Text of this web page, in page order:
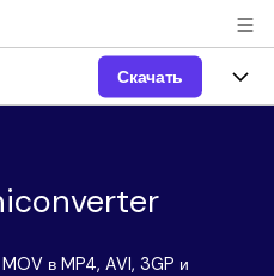
Скачать
в MP4, AVI, 3GP и